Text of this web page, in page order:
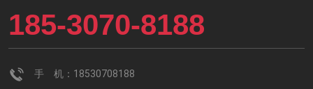
185-3070-8188
手 机：18530708188